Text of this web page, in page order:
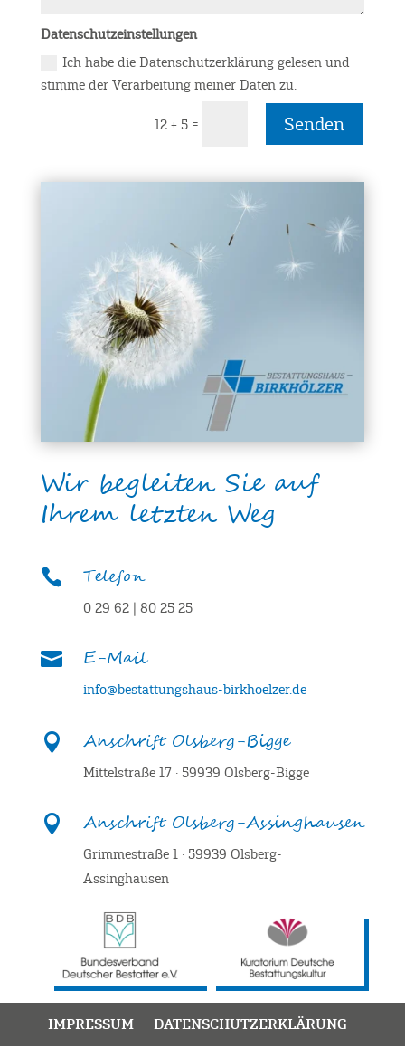
Datenschutzeinstellungen
Ich habe die Datenschutzerklärung gelesen und
stimme der Verarbeitung meiner Daten zu.
12 + 5 = Senden
Wir begleiten Sie auf
Ihrem letzten Weg
 Telefon
0 29 62 | 80 25 25
 E-Mail
info@bestattungshaus-birkhoelzer.de
 Anschrift Olsberg-Bigge
Mittelstraße 17 · 59939 Olsberg-Bigge
 Anschrift Olsberg-Assinghausen
Grimmestraße 1 · 59939 Olsberg-
Assinghausen
IMPRESSUM DATENSCHUTZERKLÄRUNG